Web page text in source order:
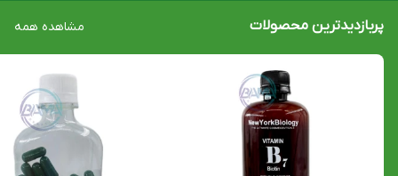
پربازدیدترین محصولات مشاهده همه